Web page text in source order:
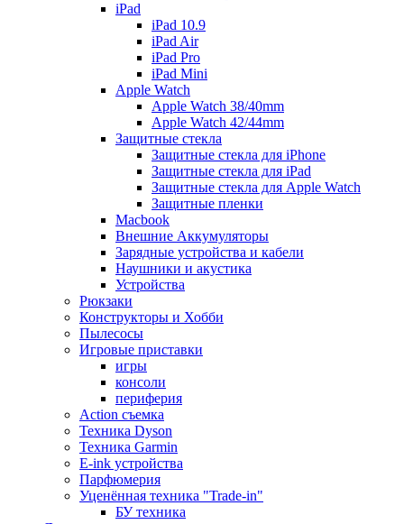
iPad
iPad 10.9
iPad Air
iPad Pro
iPad Mini
Apple Watch
Apple Watch 38/40mm
Apple Watch 42/44mm
Защитные стекла
Защитные стекла для iPhone
Защитные стекла для iPad
Защитные стекла для Apple Watch
Защитные пленки
Macbook
Внешние Аккумуляторы
Зарядные устройства и кабели
Наушники и акустика
Устройства
Рюкзаки
Конструкторы и Хобби
Пылесосы
Игровые приставки
игры
консоли
периферия
Action съемка
Техника Dyson
Техника Garmin
E-ink устройства
Парфюмерия
Уценённая техника "Trade-in"
БУ техника